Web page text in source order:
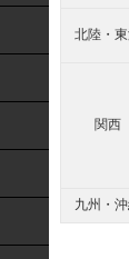
北陸・
関西
九州・